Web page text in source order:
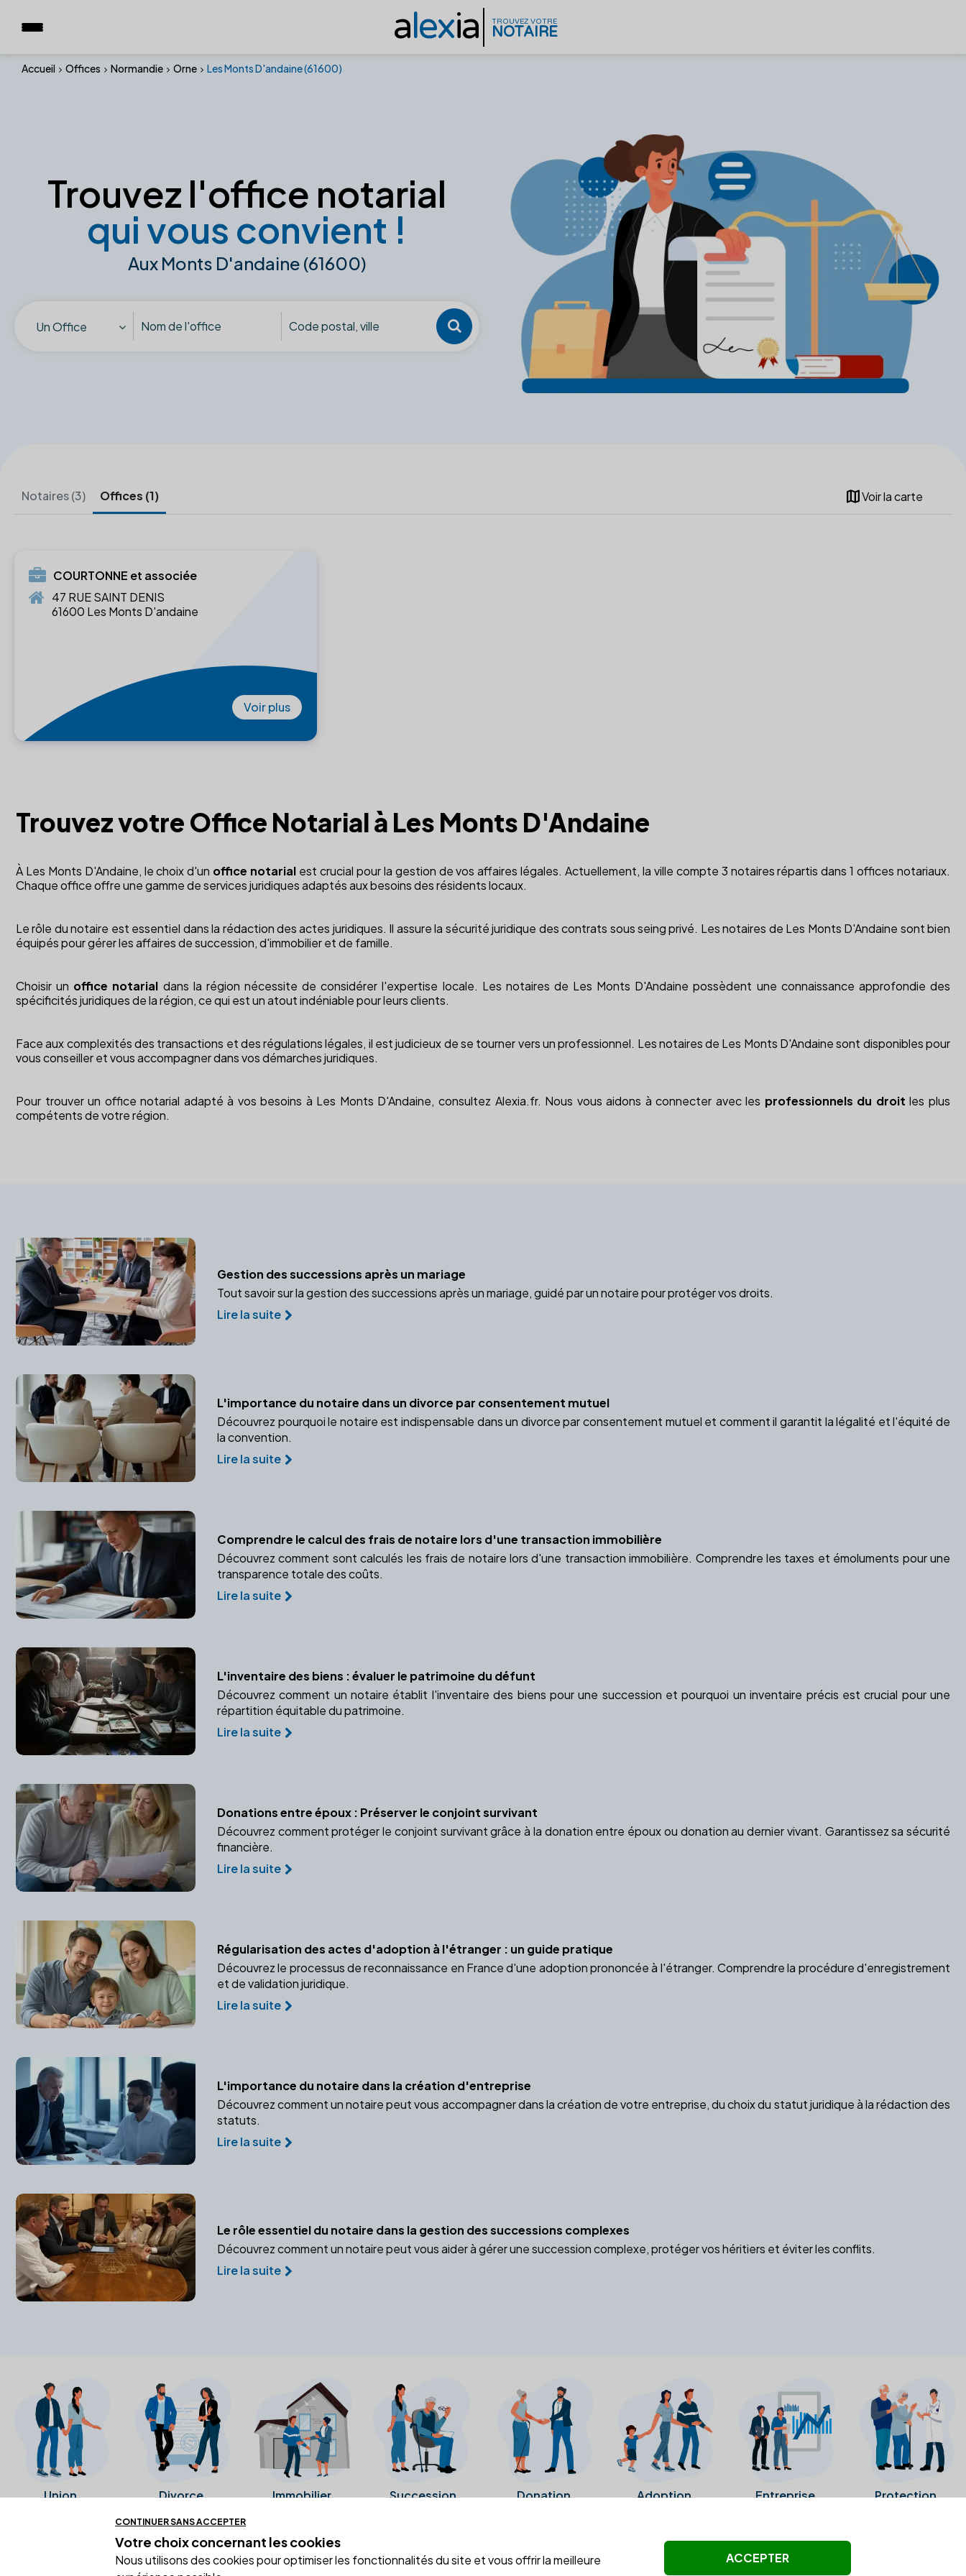
alexia TROUVEZ VOTRE
NOTAIRE
Accueil Offices Normandie Orne Les Monts D'andaine (61600)
Trouvez l'office notarial
qui vous convient !
Aux Monts D'andaine (61600)
Un Office
mapVoir la carte
Notaires (3) Offices (1)
COURTONNE et associée
47 RUE SAINT DENIS
61600 Les Monts D'andaine
Voir plus
Trouvez votre Office Notarial à Les Monts D'Andaine
À Les Monts D'Andaine, le choix d'un office notarial est crucial pour la gestion de vos affaires légales. Actuellement, la ville compte 3 notaires répartis dans 1 offices notariaux.
Chaque office offre une gamme de services juridiques adaptés aux besoins des résidents locaux.
Le rôle du notaire est essentiel dans la rédaction des actes juridiques. Il assure la sécurité juridique des contrats sous seing privé. Les notaires de Les Monts D'Andaine sont bien
équipés pour gérer les affaires de succession, d'immobilier et de famille.
Choisir un office notarial dans la région nécessite de considérer l'expertise locale. Les notaires de Les Monts D'Andaine possèdent une connaissance approfondie des
spécificités juridiques de la région, ce qui est un atout indéniable pour leurs clients.
Face aux complexités des transactions et des régulations légales, il est judicieux de se tourner vers un professionnel. Les notaires de Les Monts D'Andaine sont disponibles pour
vous conseiller et vous accompagner dans vos démarches juridiques.
Pour trouver un office notarial adapté à vos besoins à Les Monts D'Andaine, consultez Alexia.fr. Nous vous aidons à connecter avec les professionnels du droit les plus
compétents de votre région.
Gestion des successions après un mariage
Tout savoir sur la gestion des successions après un mariage, guidé par un notaire pour protéger vos droits.
Lire la suite
L'importance du notaire dans un divorce par consentement mutuel
Découvrez pourquoi le notaire est indispensable dans un divorce par consentement mutuel et comment il garantit la légalité et l'équité de
la convention.
Lire la suite
Comprendre le calcul des frais de notaire lors d'une transaction immobilière
Découvrez comment sont calculés les frais de notaire lors d'une transaction immobilière. Comprendre les taxes et émoluments pour une
transparence totale des coûts.
Lire la suite
L'inventaire des biens : évaluer le patrimoine du défunt
Découvrez comment un notaire établit l'inventaire des biens pour une succession et pourquoi un inventaire précis est crucial pour une
répartition équitable du patrimoine.
Lire la suite
Donations entre époux : Préserver le conjoint survivant
Découvrez comment protéger le conjoint survivant grâce à la donation entre époux ou donation au dernier vivant. Garantissez sa sécurité
financière.
Lire la suite
Régularisation des actes d'adoption à l'étranger : un guide pratique
Découvrez le processus de reconnaissance en France d'une adoption prononcée à l'étranger. Comprendre la procédure d'enregistrement
et de validation juridique.
Lire la suite
L'importance du notaire dans la création d'entreprise
Découvrez comment un notaire peut vous accompagner dans la création de votre entreprise, du choix du statut juridique à la rédaction des
statuts.
Lire la suite
Le rôle essentiel du notaire dans la gestion des successions complexes
Découvrez comment un notaire peut vous aider à gérer une succession complexe, protéger vos héritiers et éviter les conflits.
Lire la suite
Union Divorce Immobilier Succession Donation Adoption Entreprise Protection
Ces avis proviennent directement de la fiche Google Business de l'office notarial. Ils n'ont ni été collectés ni été vérifiés par Alexia.fr.
CONTINUER SANS ACCEPTER
Votre choix concernant les cookies
Nous utilisons des cookies pour optimiser les fonctionnalités du site et vous offrir la meilleure
ACCEPTER